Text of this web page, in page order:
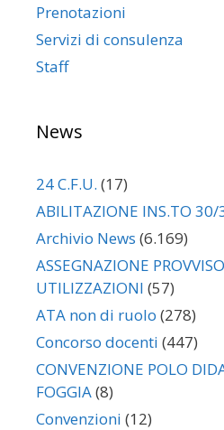
Prenotazioni
Servizi di consulenza
Staff
News
24 C.F.U. (17)
ABILITAZIONE INS.TO 30/
Archivio News (6.169)
ASSEGNAZIONE
UTILIZZAZIONI (57)
ATA non di ruolo (278)
Concorso docenti (447)
CONVENZIONE POLO
FOGGIA(8)
Convenzioni (12)